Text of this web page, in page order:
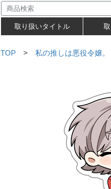
取り扱いタイトル
TOP > 私の推しは悪役令嬢。